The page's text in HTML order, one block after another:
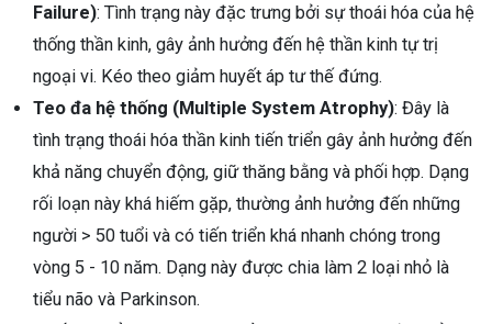
Failure): Tình trạng này đặc trưng bởi sự thoái hóa của hệ
thống thần kinh, gây ảnh hưởng đến hệ thần kinh tự trị
ngoại vi. Kéo theo giảm huyết áp tư thế đứng.
Teo đa hệ thống (Multiple System Atrophy): Đây là
tình trạng thoái hóa thần kinh tiến triển gây ảnh hưởng đến
khả năng chuyển động, giữ thăng bằng và phối hợp. Dạng
rối loạn này khá hiếm gặp, thường ảnh hưởng đến những
người > 50 tuổi và có tiến triển khá nhanh chóng trong
vòng 5 - 10 năm. Dạng này được chia làm 2 loại nhỏ là
tiểu não và Parkinson.